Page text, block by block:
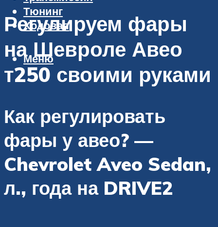
Тюнинг
Ходовая
Меню
Регулируем фары
на Шевроле Авео
т250 своими руками
Как регулировать
фары у авео? —
Chevrolet Aveo Sedan,
л., года на DRIVE2